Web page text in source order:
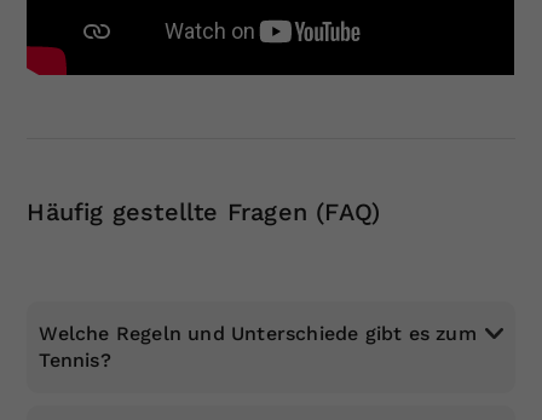
Häufig gestellte Fragen (FAQ)
Welche Regeln und Unterschiede gibt es zum
Tennis?
Dieser Wert speichert Ihre Consent-
zufällig generierte ID, für die